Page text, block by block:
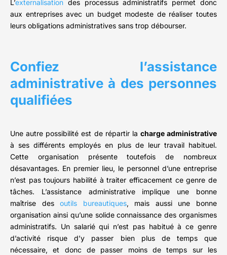
L’externalisation des processus administratifs permet donc
aux entreprises avec un budget modeste de réaliser toutes
leurs obligations administratives sans trop débourser.
Confiez l’assistance
administrative à des personnes
qualifiées
Une autre possibilité est de répartir la charge administrative
à ses différents employés en plus de leur travail habituel.
Cette organisation présente toutefois de nombreux
désavantages. En premier lieu, le personnel d’une entreprise
n’est pas toujours habilité à traiter efficacement ce genre de
tâches. L’assistance administrative implique une bonne
maîtrise desoutils bureautiques, mais aussi une bonne
organisation ainsi qu’une solide connaissance des organismes
administratifs. Un salarié qui n’est pas habitué à ce genre
d’activité risque d’y passer bien plus de temps que
nécessaire, et donc de passer moins de temps sur les